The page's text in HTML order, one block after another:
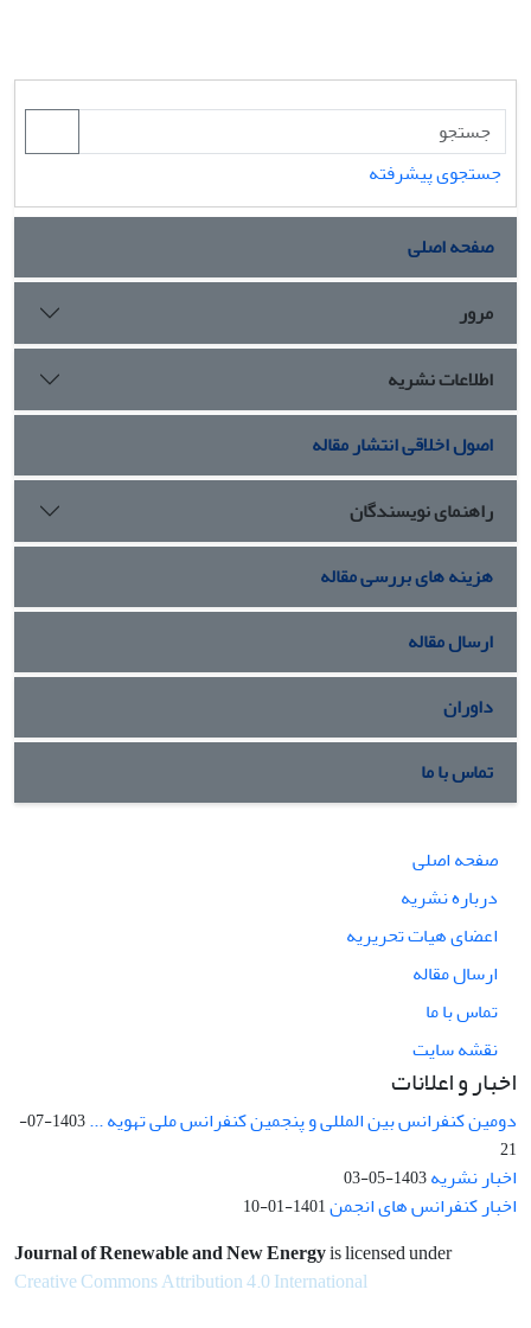
جستجوی پیشرفته
صفحه اصلی
مرور
اطلاعات نشریه
اصول اخلاقی انتشار مقاله
راهنمای نویسندگان
هزینه های بررسی مقاله
ارسال مقاله
داوران
تماس با ما
صفحه اصلی
درباره نشریه
اعضای هیات تحریریه
ارسال مقاله
تماس با ما
نقشه سایت
اخبار و اعلانات
دومین کنفرانس بین المللی و پنجمین کنفرانس ملی تهویه ...
1403-07-
21
اخبار نشریه1403-05-03
اخبار کنفرانس های انجمن1401-01-10
Journal of Renewable and New Energyis licensed under
Creative Commons Attribution 4.0 International